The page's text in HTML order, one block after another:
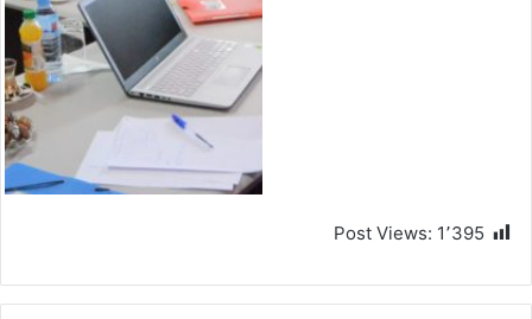
Post Views: 1٬395